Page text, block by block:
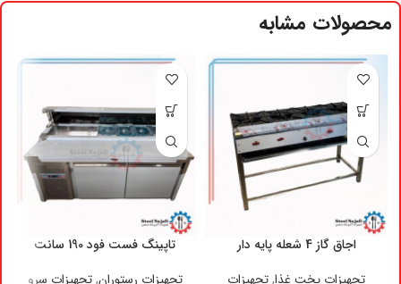
محصولات مشابه
اجاق گاز 4 شعله پایه دار
تجهیزات پخت غذا,تجهیزات
تاپینگ فست فود 190 سانت
تجهیزات رستوران,تجهیزات سرو